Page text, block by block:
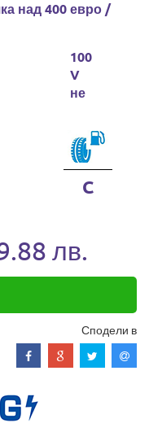
над 400 евро /
100
V
не
C
лв.
Сподели в